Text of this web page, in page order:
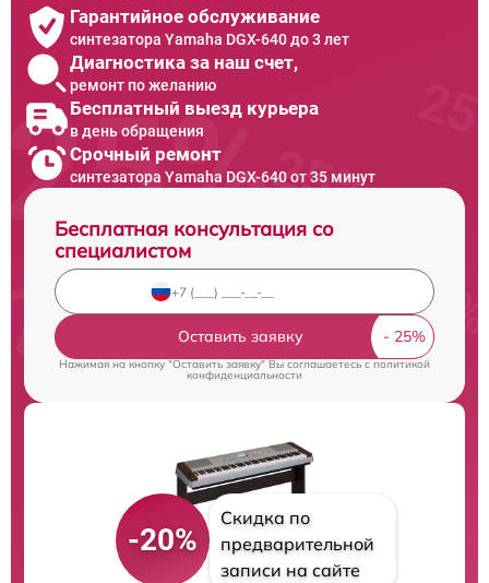
Гарантийное обслуживание
синтезатора Yamaha DGX-640 до 3 лет
Диагностика за наш счет,
ремонт по желанию
Бесплатный выезд курьера
в день обращения
Срочный ремонт
синтезатора Yamaha DGX-640 от 35 минут
Бесплатная консультация со
специалистом
Оставить заявку
Нажимая на кнопку "Оставить заявку" Вы соглашаетесь cполитикой
конфиденциальности
-20%
Скидка по
предварительной
записи на сайте